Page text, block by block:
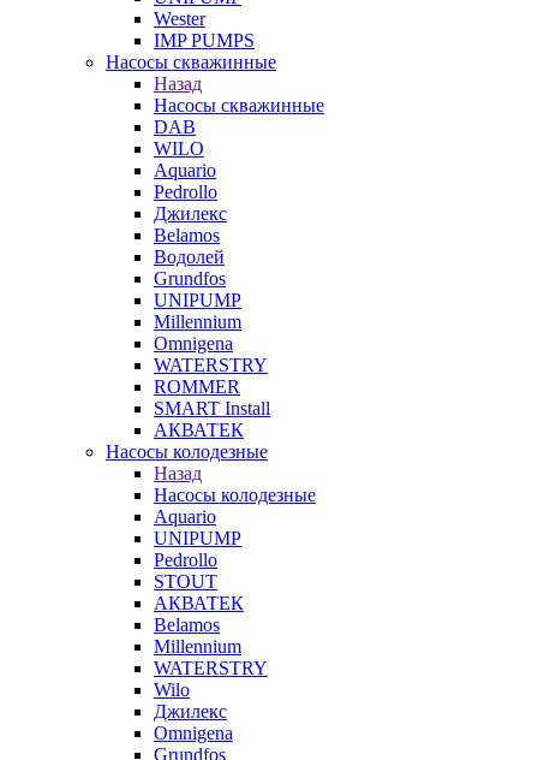
Wester
IMP PUMPS
Насосы скважинные
Назад
Насосы скважинные
DAB
WILO
Aquario
Pedrollo
Джилекс
Belamos
Водолей
Grundfos
UNIPUMP
Millennium
Omnigena
WATERSTRY
ROMMER
SMART Install
АКВАТЕК
Насосы колодезные
Назад
Насосы колодезные
Aquario
UNIPUMP
Pedrollo
STOUT
АКВАТЕК
Belamos
Millennium
WATERSTRY
Wilo
Джилекс
Omnigena
Grundfos